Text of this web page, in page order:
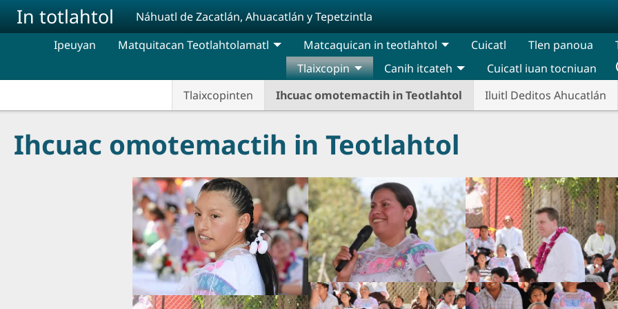
Pasar al contenido principal
In totlahtol Náhuatl de Zacatlán, Ahuacatlán y Tepetzintla
Ipeuyan Matquitacan Teotlahtolamatl Matcaquican in teotlahtol Cuicatl Tlen panoua
Tlaixcopin
Tlaixcopinten
Ihcuac omotemactih in Teotlahtol Iluitl Deditos Ahucatlán
Canih itcateh Cuicatl iuan tocniuan
Ihcuac omotemactih in Teotlahtol